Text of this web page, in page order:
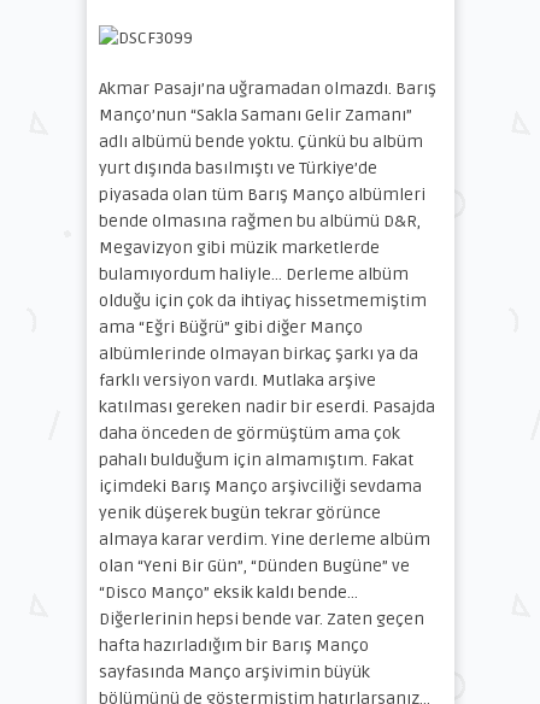
Akmar Pasajı’na uğramadan olmazdı. Barış
Manço’nun “Sakla Samanı Gelir Zamanı”
adlı albümü bende yoktu. Çünkü bu albüm
yurt dışında basılmıştı ve Türkiye’de
piyasada olan tüm Barış Manço albümleri
bende olmasına rağmen bu albümü D&R,
Megavizyon gibi müzik marketlerde
bulamıyordum haliyle… Derleme albüm
olduğu için çok da ihtiyaç hissetmemiştim
ama “Eğri Büğrü” gibi diğer Manço
albümlerinde olmayan birkaç şarkı ya da
farklı versiyon vardı. Mutlaka arşive
katılması gereken nadir bir eserdi. Pasajda
daha önceden de görmüştüm ama çok
pahalı bulduğum için almamıştım. Fakat
içimdeki Barış Manço arşivciliği sevdama
yenik düşerek bugün tekrar görünce
almaya karar verdim. Yine derleme albüm
olan “Yeni Bir Gün”, “Dünden Bugüne” ve
“Disco Manço” eksik kaldı bende…
Diğerlerinin hepsi bende var. Zaten geçen
hafta hazırladığım bir Barış Manço
sayfasında Manço arşivimin büyük
bölümünü de göstermiştim hatırlarsanız…